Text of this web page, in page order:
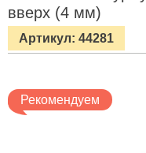
вверх (4 мм)
Артикул: 44281
Рекомендуем